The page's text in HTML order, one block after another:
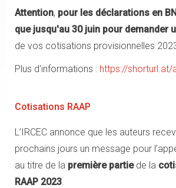
Attention, pour les déclarations en
que jusqu'au 30 juin pour demander
de vos cotisations provisionnelles
Plus d'informations : https://shorturl.at/
Cotisations RAAP
L’IRCEC annonce que les auteurs
prochains jours un message pour
au titre de la première partie de la
RAAP 2023.